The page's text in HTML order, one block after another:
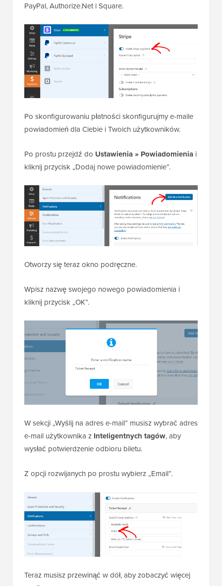
PayPal, Authorize.Net i Square.
Po skonfigurowaniu płatności skonfigurujmy e-maile
powiadomień dla Ciebie i Twoich użytkowników.
Po prostu przejdź do Ustawienia » Powiadomienia i
kliknij przycisk „Dodaj nowe powiadomienie”.
Otworzy się teraz okno podręczne.
Wpisz nazwę swojego nowego powiadomienia i
kliknij przycisk „OK”.
W sekcji „Wyślij na adres e-mail” musisz wybrać adres
e-mail użytkownika z Inteligentnych tagów, aby
wysłać potwierdzenie odbioru biletu.
Z opcji rozwijanych po prostu wybierz „Email”.
Teraz musisz przewinąć w dół, aby zobaczyć więcej